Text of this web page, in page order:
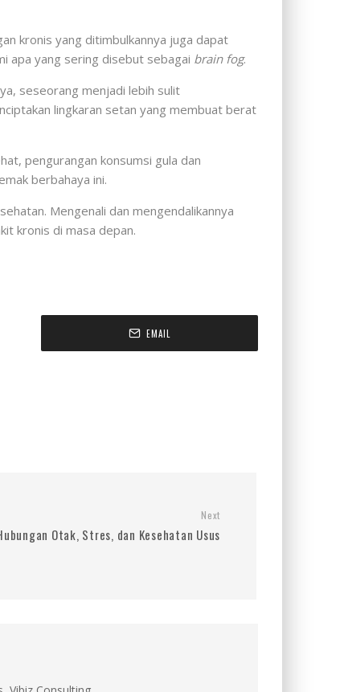
kronis yang ditimbulkannya juga dapat
apa yang sering disebut sebagai brain fog.
seseorang menjadi lebih sulit
lingkaran setan yang membuat berat
pengurangan konsumsi gula dan
berbahaya ini.
Mengenali dan mengendalikannya
kronis di masa depan.
EMAIL
Next
Otak, Stres, dan Kesehatan Usus